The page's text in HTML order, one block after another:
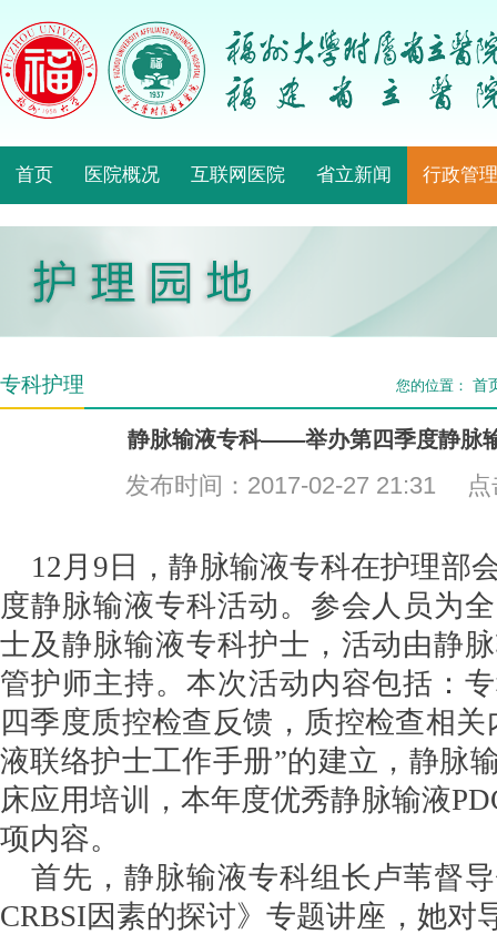
首页 医院概况 互联网医院 省立新闻 行政管理
专科护理 您的位置： 首
静脉输液专科——举办第四季度静脉
发布时间：2017-02-27 21:31 点
12月9日，静脉输液专科在护理部
度静脉输液专科活动。参会人员为
士及静脉输液专科护士，活动由静
管护师主持。本次活动内容包括：
四季度质控检查反馈，质控检查相
液联络护士工作手册”的建立，静脉
床应用培训，本年度优秀静脉输液
项内容。
首先，静脉输液专科组长卢苇督
CRBSI因素的探讨》专题讲座，她对